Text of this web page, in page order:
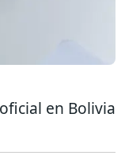
en Bolivia